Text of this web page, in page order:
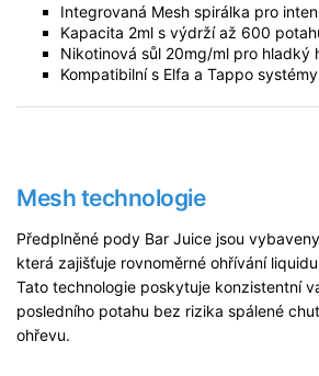
Integrovaná Mesh spirálka pro
Kapacita 2ml s výdrží až 600
Nikotinová sůl 20mg/ml pro hladký
Kompatibilní s Elfa a Tappo systémy
Mesh technologie
Předplněné pody Bar Juice jsou
která zajišťuje rovnoměrné ohřívání
Tato technologie poskytuje konzistentní
posledního potahu bez rizika spálené
ohřevu.